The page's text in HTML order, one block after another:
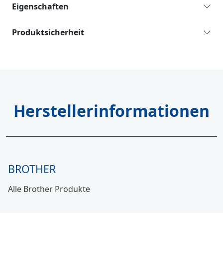
Eigenschaften
Produktsicherheit
Herstellerinformationen
BROTHER
Alle Brother Produkte